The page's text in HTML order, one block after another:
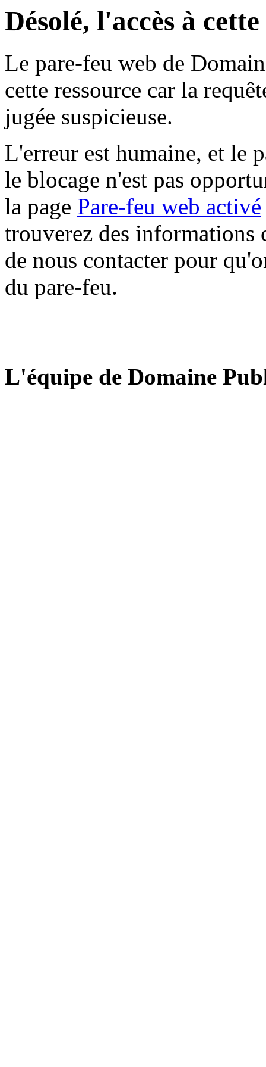
Désolé, l'accès à
Le pare-feu web de
cette ressource car la
jugée suspicieuse.
L'erreur est humaine, et le
le blocage n'est pas
la page Pare-feu web activé
trouverez des informations
de nous contacter pour
du pare-feu.
L'équipe de Domaine